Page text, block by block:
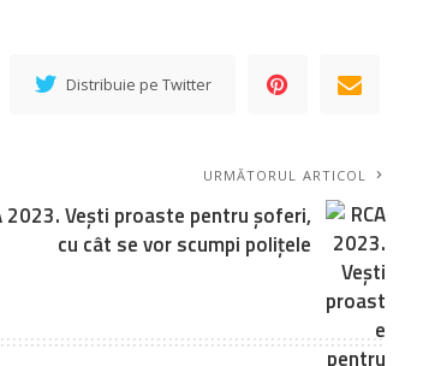
Distribuie pe Twitter
URMĂTORUL ARTICOL
2023. Veşti proaste pentru şoferi,
cu cât se vor scumpi poliţele